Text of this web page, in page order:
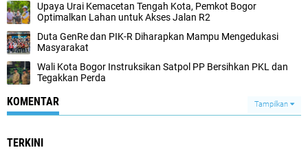
Upaya Urai Kemacetan Tengah Kota, Pemkot Bogor
Optimalkan Lahan untuk Akses Jalan R2
Duta GenRe dan PIK-R Diharapkan Mampu Mengedukasi
Masyarakat
Wali Kota Bogor Instruksikan Satpol PP Bersihkan PKL dan
Tegakkan Perda
KOMENTAR Tampilkan
TERKINI